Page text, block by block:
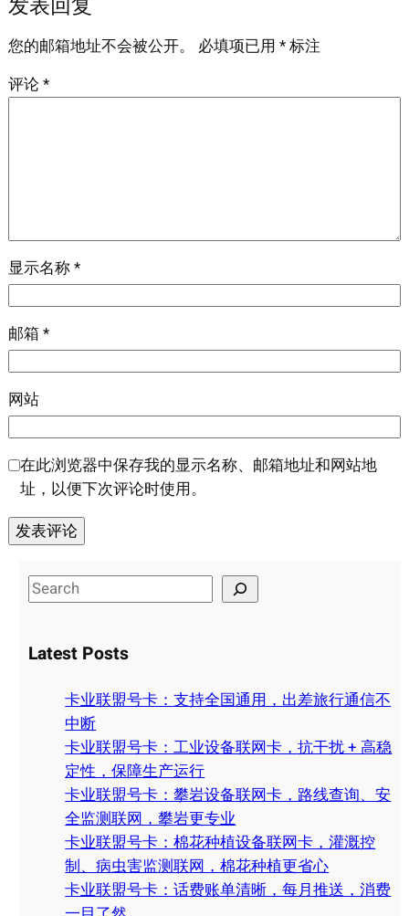
发表回复
您的邮箱地址不会被公开。 必填项已用 *标注
评论 *
显示名称*
邮箱 *
网站
在此浏览器中保存我的显示名称、邮箱地址和网站地
址，以便下次评论时使用。
S
e
r
Latest Posts
卡业联盟号卡：支持全国通用，出差旅行通信不
中断
卡业联盟号卡：工业设备联网卡，抗干扰 + 高稳
定性，保障生产运行
卡业联盟号卡：攀岩设备联网卡，路线查询、安
全监测联网，攀岩更专业
卡业联盟号卡：棉花种植设备联网卡，灌溉控
制、病虫害监测联网，棉花种植更省心
卡业联盟号卡：话费账单清晰，每月推送，消费